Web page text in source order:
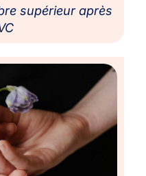
supérieur après